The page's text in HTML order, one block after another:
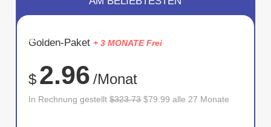
SPARE
75%
Golden-Paket + 3 MONATE Frei
$ 2.96 /Monat
In Rechnung gestellt$323.73 $79.99 alle 27 Monate